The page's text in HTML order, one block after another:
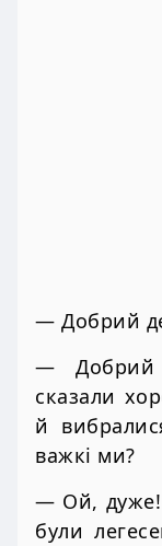
— Добрий
— Добрий
сказали
й
важкі ми?
— Ой, дуже!
були